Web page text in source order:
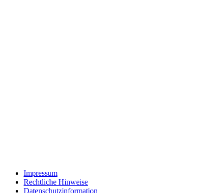
Impressum
Rechtliche Hinweise
Datenschutzinformation